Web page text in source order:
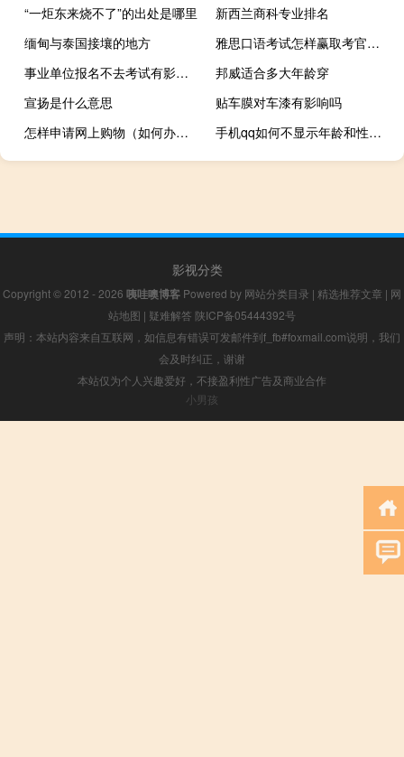
“一炬东来烧不了”的出处是哪里
新西兰商科专业排名
缅甸与泰国接壤的地方
雅思口语考试怎样赢取考官好感
事业单位报名不去考试有影响吗
邦威适合多大年龄穿
宣扬是什么意思
贴车膜对车漆有影响吗
怎样申请网上购物（如何办理网上购物）
手机qq如何不显示年龄和性别（手机qq如何不显示年龄）
影视分类
Copyright © 2012 - 2026 咦哇噢博客 Powered by 网站分类目录 | 精选推荐文章 | 网
站地图 | 疑难解答 陕ICP备05444392号
声明：本站内容来自互联网，如信息有错误可发邮件到f_fb#foxmail.com说明，我们
会及时纠正，谢谢
本站仅为个人兴趣爱好，不接盈利性广告及商业合作
小男孩